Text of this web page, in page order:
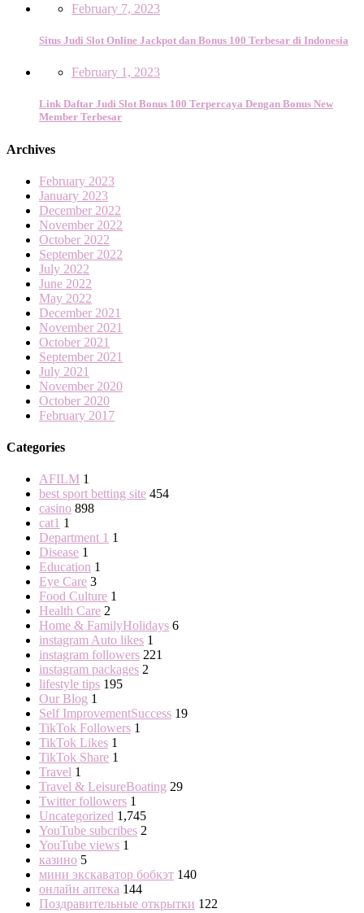
February 7, 2023
Situs Judi Slot Online Jackpot dan Bonus 100 Terbesar di Indonesia
February 1, 2023
Link Daftar Judi Slot Bonus 100 Terpercaya Dengan Bonus New
Member Terbesar
Archives
February 2023
January 2023
December 2022
November 2022
October 2022
September 2022
July 2022
June 2022
May 2022
December 2021
November 2021
October 2021
September 2021
July 2021
November 2020
October 2020
February 2017
Categories
AFILM 1
best sport betting site 454
casino 898
cat1 1
Department 1 1
Disease 1
Education 1
Eye Care 3
Food Culture 1
Health Care 2
Home & FamilyHolidays 6
instagram Auto likes 1
instagram followers 221
instagram packages 2
lifestyle tips 195
Our Blog 1
Self ImprovementSuccess 19
TikTok Followers 1
TikTok Likes 1
TikTok Share 1
Travel 1
Travel & LeisureBoating 29
Twitter followers 1
Uncategorized 1,745
YouTube subcribes 2
YouTube views 1
казино 5
мини экскаватор бобкэт 140
онлайн аптека 144
Поздравительные открытки 122